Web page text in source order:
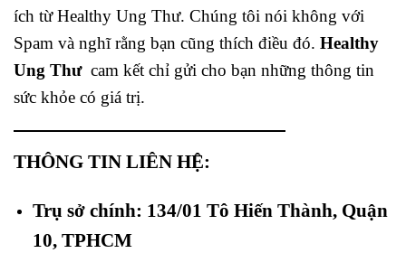
ích từ Healthy Ung Thư. Chúng tôi nói không với
Spam và nghĩ rằng bạn cũng thích điều đó. Healthy
Ung Thư cam kết chỉ gửi cho bạn những thông tin
sức khỏe có giá trị.
THÔNG TIN LIÊN HỆ:
Trụ sở chính: 134/01 Tô Hiến Thành, Quận
10, TPHCM